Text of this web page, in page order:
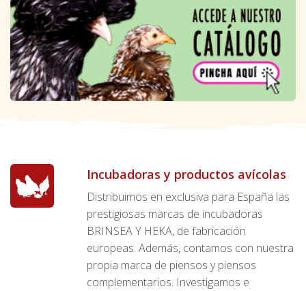
Incubadoras y productos avícolas
Distribuimos en exclusiva para España las
prestigiosas marcas de incubadoras
BRINSEA Y HEKA, de fabricación
europeas. Además, contamos con nuestra
propia marca de piensos y piensos
complementarios. Investigamos e